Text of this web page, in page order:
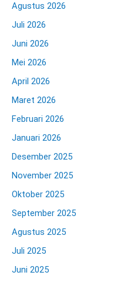
Agustus 2026
Juli 2026
Juni 2026
Mei 2026
April 2026
Maret 2026
Februari 2026
Januari 2026
Desember 2025
November 2025
Oktober 2025
September 2025
Agustus 2025
Juli 2025
Juni 2025